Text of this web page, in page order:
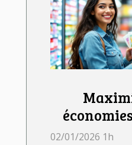
bons de
02/01/2026 1h